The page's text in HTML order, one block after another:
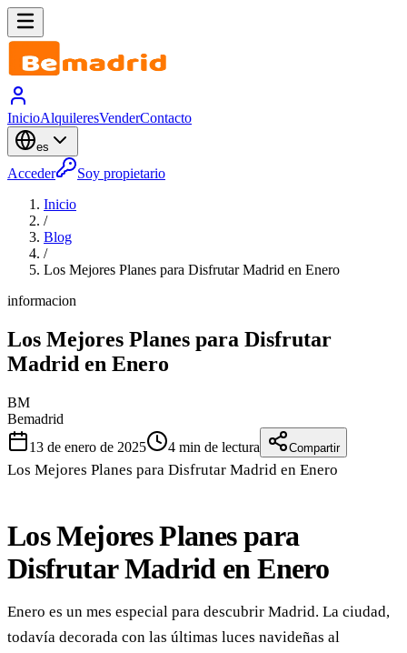
InicioAlquileresVenderContacto
es
Acceder
Soy propietario
Inicio
/
Blog
/
Los Mejores Planes para Disfrutar Madrid en Enero
informacion
Los Mejores Planes para Disfrutar
Madrid en Enero
BM
Bemadrid
13 de enero de 2025
4 min de lectura Compartir
Los Mejores Planes para Disfrutar Madrid en Enero
Los Mejores Planes para
Disfrutar Madrid en Enero
Enero es un mes especial para descubrir Madrid. La ciudad,
todavía decorada con las últimas luces navideñas al